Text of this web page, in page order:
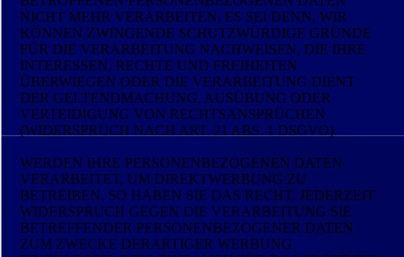
NICHT MEHR VERARBEITEN, ES SEI DENN, WIR
KÖNNEN ZWINGENDE SCHUTZWÜRDIGE GRÜNDE
FÜR DIE VERARBEITUNG NACHWEISEN, DIE IHRE
INTERESSEN, RECHTE UND FREIHEITEN
ÜBERWIEGEN ODER DIE VERARBEITUNG DIENT
DER GELTENDMACHUNG, AUSÜBUNG ODER
VERTEIDIGUNG VON RECHTSANSPRÜCHEN
(WIDERSPRUCH NACH ART. 21 ABS. 1 DSGVO).
WERDEN IHRE PERSONENBEZOGENEN DATEN
VERARBEITET, UM DIREKTWERBUNG ZU
BETREIBEN, SO HABEN SIE DAS RECHT, JEDERZEIT
WIDERSPRUCH GEGEN DIE VERARBEITUNG SIE
BETREFFENDER PERSONENBEZOGENER DATEN
ZUM ZWECKE DERARTIGER WERBUNG